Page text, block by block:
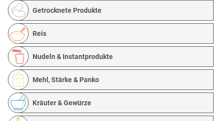
Getrocknete Produkte
Reis
Nudeln & Instantprodukte
Mehl, Stärke & Panko
Kräuter & Gewürze